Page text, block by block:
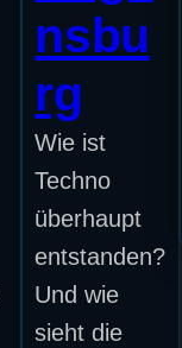
nsbu
rg
Wie ist
Techno
überhaupt
entstanden?
Und wie
sieht die